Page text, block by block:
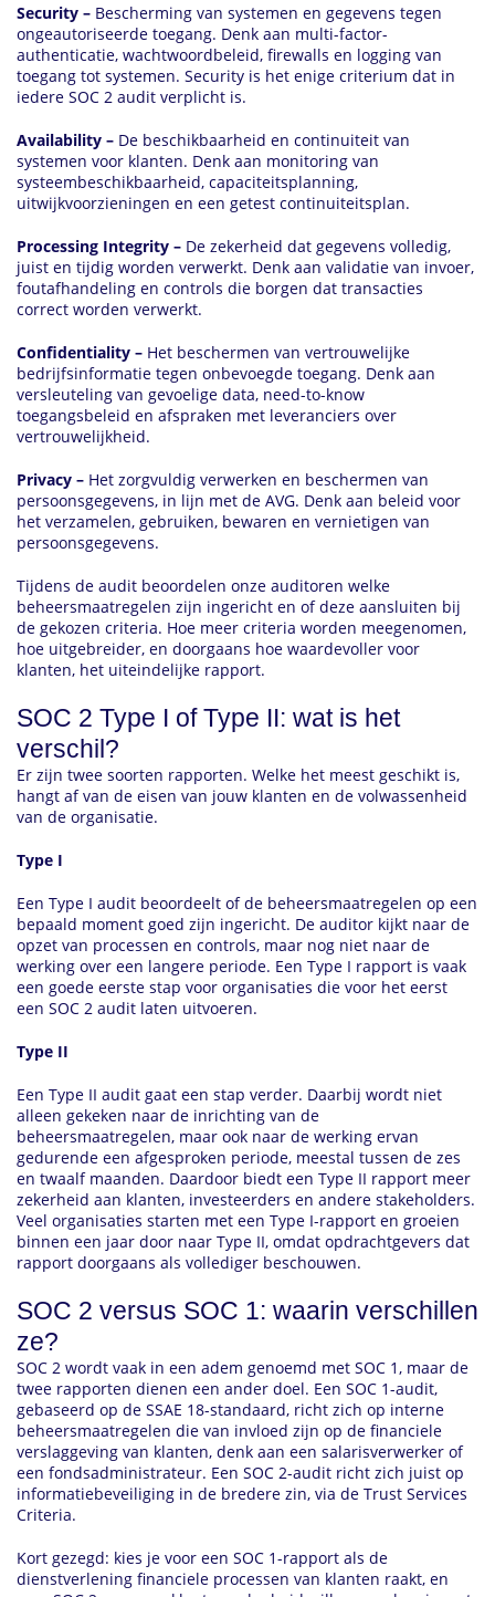
Security – Bescherming van systemen en gegevens tegen
ongeautoriseerde toegang. Denk aan multi-factor-
authenticatie, wachtwoordbeleid, firewalls en logging van
toegang tot systemen. Security is het enige criterium dat in
iedere SOC 2 audit verplicht is.
Availability – De beschikbaarheid en continuiteit van
systemen voor klanten. Denk aan monitoring van
systeembeschikbaarheid, capaciteitsplanning,
uitwijkvoorzieningen en een getest continuiteitsplan.
Processing Integrity – De zekerheid dat gegevens volledig,
juist en tijdig worden verwerkt. Denk aan validatie van invoer,
foutafhandeling en controls die borgen dat transacties
correct worden verwerkt.
Confidentiality – Het beschermen van vertrouwelijke
bedrijfsinformatie tegen onbevoegde toegang. Denk aan
versleuteling van gevoelige data, need-to-know
toegangsbeleid en afspraken met leveranciers over
vertrouwelijkheid.
Privacy – Het zorgvuldig verwerken en beschermen van
persoonsgegevens, in lijn met de AVG. Denk aan beleid voor
het verzamelen, gebruiken, bewaren en vernietigen van
persoonsgegevens.
Tijdens de audit beoordelen onze auditoren welke
beheersmaatregelen zijn ingericht en of deze aansluiten bij
de gekozen criteria. Hoe meer criteria worden meegenomen,
hoe uitgebreider, en doorgaans hoe waardevoller voor
klanten, het uiteindelijke rapport.
SOC 2 Type I of Type II: wat is het
verschil?
Er zijn twee soorten rapporten. Welke het meest geschikt is,
hangt af van de eisen van jouw klanten en de volwassenheid
van de organisatie.
Type I
Een Type I audit beoordeelt of de beheersmaatregelen op een
bepaald moment goed zijn ingericht. De auditor kijkt naar de
opzet van processen en controls, maar nog niet naar de
werking over een langere periode. Een Type I rapport is vaak
een goede eerste stap voor organisaties die voor het eerst
een SOC 2 audit laten uitvoeren.
Type II
Een Type II audit gaat een stap verder. Daarbij wordt niet
alleen gekeken naar de inrichting van de
beheersmaatregelen, maar ook naar de werking ervan
gedurende een afgesproken periode, meestal tussen de zes
en twaalf maanden. Daardoor biedt een Type II rapport meer
zekerheid aan klanten, investeerders en andere stakeholders.
Veel organisaties starten met een Type I-rapport en groeien
binnen een jaar door naar Type II, omdat opdrachtgevers dat
rapport doorgaans als vollediger beschouwen.
SOC 2 versus SOC 1: waarin verschillen
ze?
SOC 2 wordt vaak in een adem genoemd met SOC 1, maar de
twee rapporten dienen een ander doel. Een SOC 1-audit,
gebaseerd op de SSAE 18-standaard, richt zich op interne
beheersmaatregelen die van invloed zijn op de financiele
verslaggeving van klanten, denk aan een salarisverwerker of
een fondsadministrateur. Een SOC 2-audit richt zich juist op
informatiebeveiliging in de bredere zin, via de Trust Services
Criteria.
Kort gezegd: kies je voor een SOC 1-rapport als de
dienstverlening financiele processen van klanten raakt, en